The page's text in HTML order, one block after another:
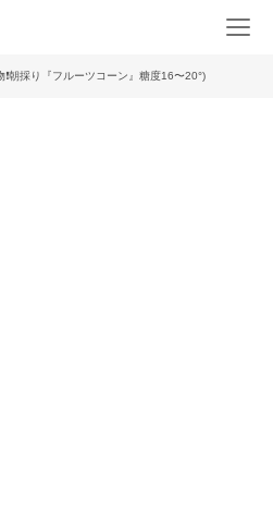
❗️朝採り『フルーツコーン』糖度16〜20°)